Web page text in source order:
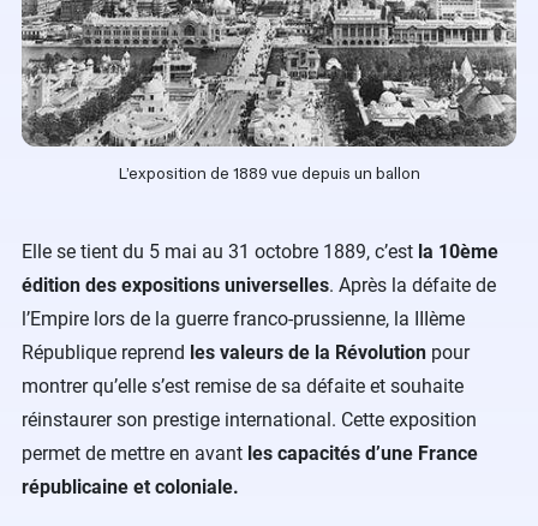
L’exposition de 1889 vue depuis un ballon
Elle se tient du 5 mai au 31 octobre 1889, c’est la 10ème
édition des expositions universelles. Après la défaite de
l’Empire lors de la guerre franco-prussienne, la IIIème
République reprend les valeurs de la Révolution pour
montrer qu’elle s’est remise de sa défaite et souhaite
réinstaurer son prestige international. Cette exposition
permet de mettre en avant les capacités d’une France
républicaine et coloniale.